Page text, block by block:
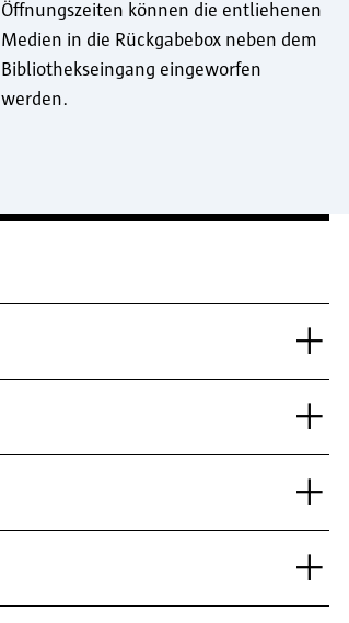
Öffnungszeiten können die entliehenen
Medien in die Rückgabebox neben dem
Bibliothekseingang eingeworfen
werden.